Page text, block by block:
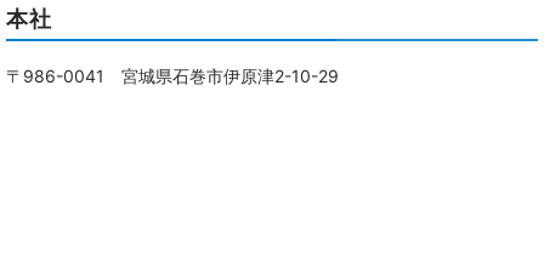
本社
〒986-0041 宮城県石巻市伊原津2-10-29